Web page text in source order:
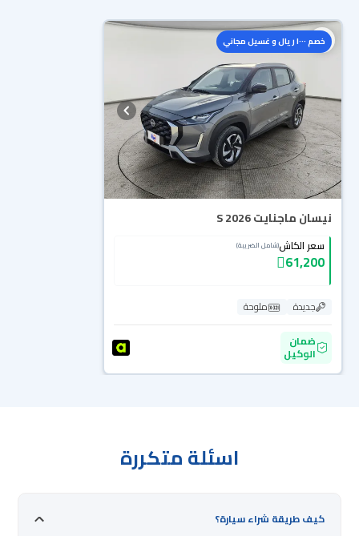
خصم ١٠٠٠ ريال و غسيل مجاني
نيسان ماجنايت S 2026
سعر الكاش(شامل الضريبة)
61,200
جديدة
ملوحة
ضمان
الوكيل
اسئلة متكررة
كيف طريقة شراء سيارة؟